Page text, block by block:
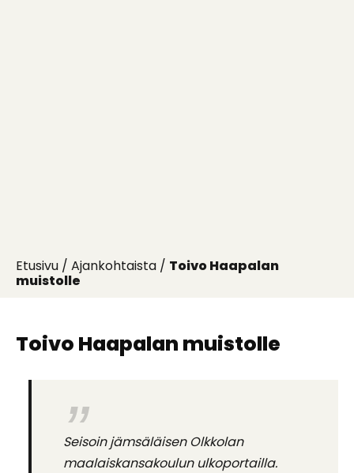
Etusivu / Ajankohtaista / Toivo Haapalan
muistolle
Toivo Haapalan muistolle
Seisoin jämsäläisen Olkkolan
maalaiskansakoulun ulkoportailla.